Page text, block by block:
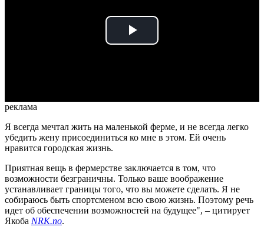
Play
реклама
Я всегда мечтал жить на маленькой ферме, и не всегда легко
убедить жену присоединиться ко мне в этом. Ей очень
нравится городская жизнь.
Приятная вещь в фермерстве заключается в том, что
возможности безграничны. Только ваше воображение
устанавливает границы того, что вы можете сделать. Я не
собираюсь быть спортсменом всю свою жизнь. Поэтому речь
идет об обеспечении возможностей на будущее", – цитирует
Якоба NRK.no.